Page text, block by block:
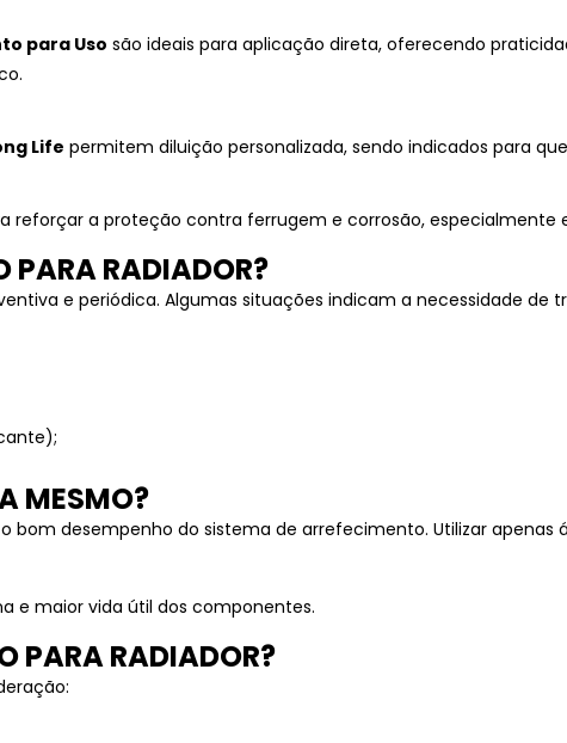
para Uso são ideais para aplicação direta, oferecendo
Life permitem diluição personalizada, sendo indicados para
reforçar a proteção contra ferrugem e corrosão,
PARA RADIADOR?
e periódica. Algumas situações indicam a necessidade de
MESMO?
desempenho do sistema de arrefecimento. Utilizar apenas
e maior vida útil dos componentes.
PARA RADIADOR?